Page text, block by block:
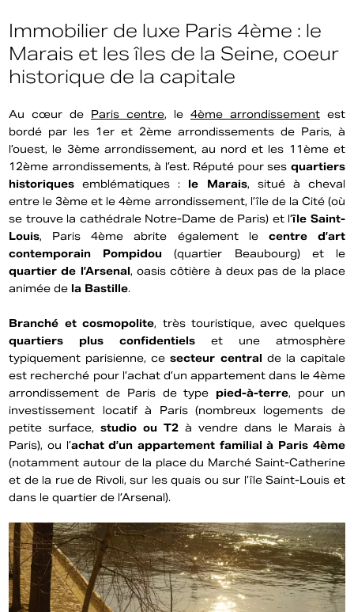
Immobilier de luxe Paris 4ème : le
Marais et les îles de la Seine, coeur
historique de la capitale
Au cœur de Paris centre, le 4ème arrondissementest
bordé par les 1er et 2ème arrondissements de Paris, à
l’ouest, le 3ème arrondissement, au nord et les 11ème et
12ème arrondissements, à l’est. Réputé pour ses quartiers
historiques emblématiques : le Marais, situé à cheval
entre le 3ème et le 4ème arrondissement, l’île de la Cité (où
se trouve la cathédrale Notre-Dame de Paris) et l’île Saint-
Louis, Paris 4ème abrite également le centre d’art
contemporain Pompidou (quartier Beaubourg) et le
quartier de l’Arsenal, oasis côtière à deux pas de la place
animée de la Bastille.
Branché et cosmopolite, très touristique, avec quelques
quartiers plus confidentiels et une atmosphère
typiquement parisienne, cesecteur central de la capitale
est recherché pour l’achat d’un appartement dans le 4ème
arrondissement de Paris de type pied-à-terre, pour un
investissement locatif à Paris (nombreux logements de
petite surface,studio ou T2 à vendre dans le Marais à
Paris), ou l’achat d’un appartement familial à Paris 4ème
(notamment autour de la place du Marché Saint-Catherine
et de la rue de Rivoli, sur les quais ou sur l’île Saint-Louis et
dans le quartier de l’Arsenal).